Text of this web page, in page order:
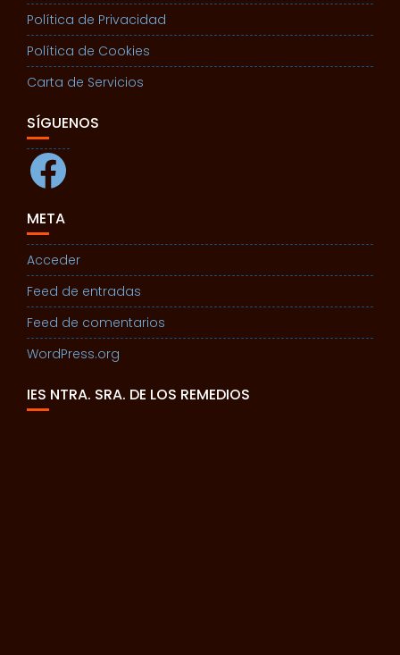
Política de Privacidad
Política de Cookies
Carta de Servicios
SÍGUENOS
Facebook
META
Acceder
Feed de entradas
Feed de comentarios
WordPress.org
IES NTRA. SRA. DE LOS REMEDIOS